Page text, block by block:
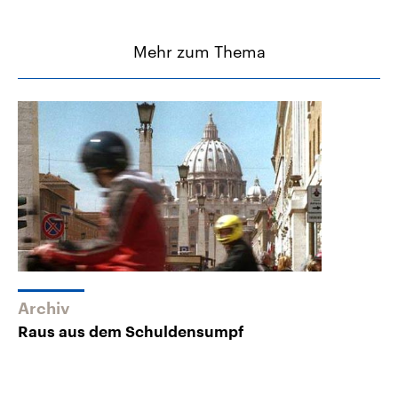
Mehr zum Thema
Archiv
Raus aus dem Schuldensumpf